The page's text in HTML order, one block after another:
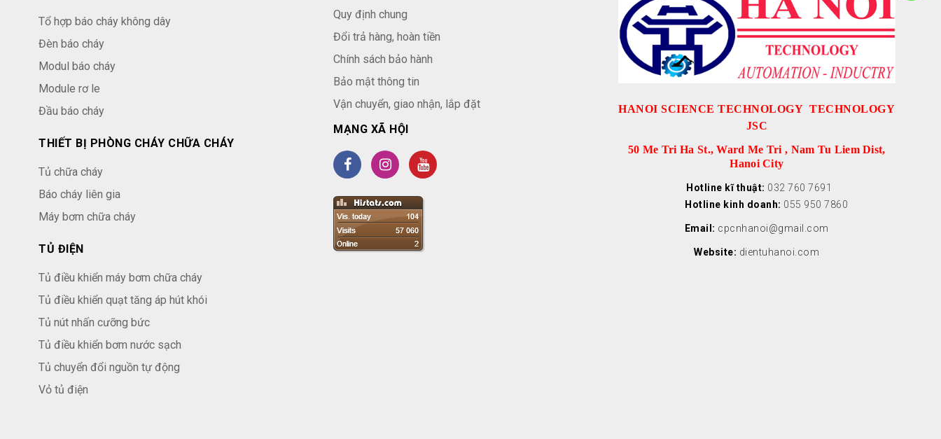
Tổ hợp báo cháy không dây
Đèn báo cháy
Modul báo cháy
Module rơ le
Đầu báo cháy
THIẾT BỊ PHÒNG CHÁY CHỮA CHÁY
Tủ chữa cháy
Báo cháy liên gia
Máy bơm chữa cháy
TỦ ĐIỆN
Tủ điều khiển máy bơm chữa cháy
Tủ điều khiển quạt tăng áp hút khói
Tủ nút nhấn cưỡng bức
Tủ điều khiển bơm nước sạch
Tủ chuyển đổi nguồn tự động
Vỏ tủ điện
Quy định chung
Đổi trả hàng, hoàn tiền
Chính sách bảo hành
Bảo mật thông tin
Vận chuyển, giao nhận, lắp đặt
MẠNG XÃ HỘI
HANOI SCIENCE TECHNOLOGY TECHNOLOGY
JSC
50 Me Tri Ha St., Ward Me Tri , Nam Tu Liem Dist,
Hanoi City
Hotline kĩ thuật: 032 760 7691
Hotline kinh doanh: 055 950 7860
Email: cpcnhanoi@gmail.com
Website: dientuhanoi.com